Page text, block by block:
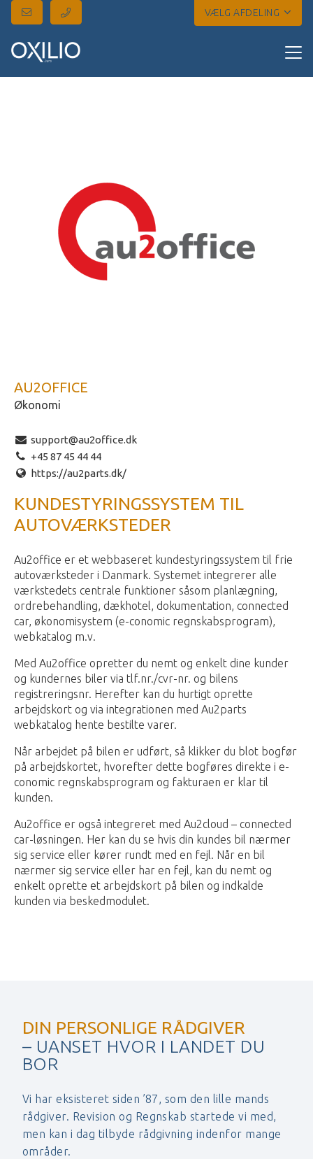
VÆLG AFDELING
AU2OFFICE
Økonomi
+45 87 45 44 44
support@au2office.dk
https://au2parts.dk/
KUNDESTYRINGSSYSTEM TIL
AUTOVÆRKSTEDER
Au2office er et webbaseret kundestyringssystem til frie
autoværksteder i Danmark. Systemet integrerer alle
værkstedets centrale funktioner såsom planlægning,
ordrebehandling, dækhotel, dokumentation, connected
car, økonomisystem (e-conomic regnskabsprogram),
webkatalog m.v.
Med Au2office opretter du nemt og enkelt dine kunder
og kundernes biler via tlf.nr./cvr-nr. og bilens
registreringsnr. Herefter kan du hurtigt oprette
arbejdskort og via integrationen med Au2parts
webkatalog hente bestilte varer.
Når arbejdet på bilen er udført, så klikker du blot bogfør
på arbejdskortet, hvorefter dette bogføres direkte i e-
conomic regnskabsprogram og fakturaen er klar til
kunden.
Au2office er også integreret med Au2cloud – connected
car-løsningen. Her kan du se hvis din kundes bil nærmer
sig service eller kører rundt med en fejl. Når en bil
nærmer sig service eller har en fejl, kan du nemt og
enkelt oprette et arbejdskort på bilen og indkalde
kunden via beskedmodulet.
DIN PERSONLIGE RÅDGIVER
– UANSET HVOR I LANDET DU
BOR
Vi har eksisteret siden ’87, som den lille mands
rådgiver. Revision og Regnskab startede vi med,
men kan i dag tilbyde rådgivning indenfor mange
områder.